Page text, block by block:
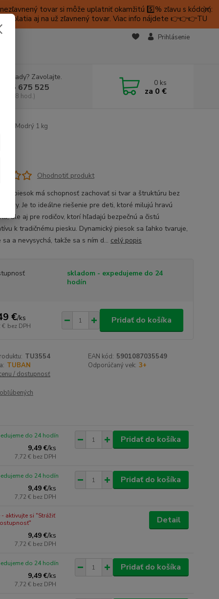
tovar si môže uplatniť okamžitú 5️⃣% zľavu s kódom:
platia aj na už zľavnený tovar. Viac info nájdete 👉👉👉TU
Prihlásenie
si rady? Zavolajte.
675 525
9-18 hod.)
0 ks
za 0 €
Modrý 1 kg
Ohodnotiť produkt
piesok má schopnosť zachovať si tvar a štruktúru bez
vody. Je to ideálne riešenie pre deti, ktoré milujú hravú
ale aj pre rodičov, ktorí hľadajú bezpečnú a čistú
k tradičnému piesku. Dynamický piesok sa ľahko tvaruje,
sa a nevysychá, takže sa s ním d... celý popis
skladom - expedujeme do 24
hodín
€/ks
€ bez DPH
Pridať do košíka
TU3554 EAN kód: 5901087035549
TUBAN Odporúčaný vek: 3+
/ dostupnosť
9,49 €/ks
7,72 € bez DPH
do 24 hodín Pridať do košíka
9,49 €/ks
7,72 € bez DPH
do 24 hodín Pridať do košíka
9,49 €/ks
7,72 € bez DPH
- aktivujte si "Strážiť
Detail
9,49 €/ks
7,72 € bez DPH
do 24 hodín Pridať do košíka